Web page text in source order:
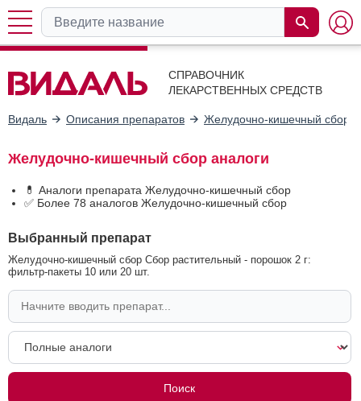
СПРАВОЧНИК
ЛЕКАРСТВЕННЫХ СРЕДСТВ
Видаль Описания препаратов Желудочно-кишечный сбор
Желудочно-кишечный сбор аналоги
💊 Аналоги препарата Желудочно-кишечный сбор
✅ Более 78 аналогов Желудочно-кишечный сбор
Выбранный препарат
Желудочно-кишечный сбор Сбор растительный - порошок 2 г:
фильтр-пакеты 10 или 20 шт.